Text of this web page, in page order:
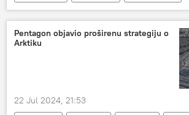
OI 2024 - Srbija
OI 2024 - vesti
OI 2024 - izveštaji
Pentagon objavio proširenu strategiju o
Arktiku
22 Jul 2024, 21:53